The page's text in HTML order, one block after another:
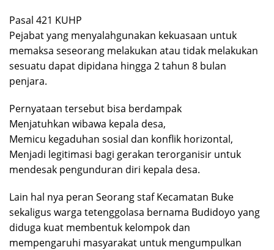
Pasal 421 KUHP
Pejabat yang menyalahgunakan kekuasaan untuk
memaksa seseorang melakukan atau tidak melakukan
sesuatu dapat dipidana hingga 2 tahun 8 bulan
penjara.
Pernyataan tersebut bisa berdampak
Menjatuhkan wibawa kepala desa,
Memicu kegaduhan sosial dan konflik horizontal,
Menjadi legitimasi bagi gerakan terorganisir untuk
mendesak pengunduran diri kepala desa.
Lain hal nya peran Seorang staf Kecamatan Buke
sekaligus warga tetenggolasa bernama Budidoyo yang
diduga kuat membentuk kelompok dan
mempengaruhi masyarakat untuk mengumpulkan